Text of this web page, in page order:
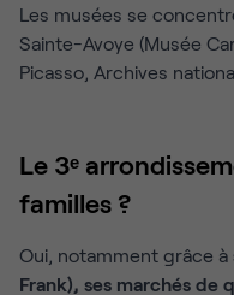
Les musées se
Sainte-Avoye (Musée
Picasso, Archives
Le 3ᵉ
familles ?
Oui, notamment grâce à
Frank), ses marchés de